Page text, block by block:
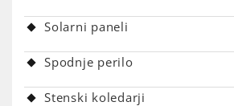
Solarni paneli
Spodnje perilo
Stenski koledarji